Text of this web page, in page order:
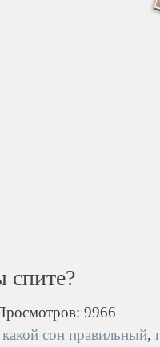
спите?
9966
какой сон правильный,